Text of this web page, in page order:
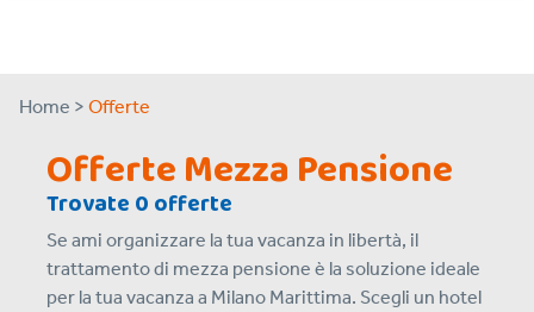
Home > Offerte
Offerte Mezza Pensione
Trovate 0 offerte
Se ami organizzare la tua vacanza in libertà, il
trattamento di mezza pensione è la soluzione ideale
per la tua vacanza a Milano Marittima. Scegli un hotel